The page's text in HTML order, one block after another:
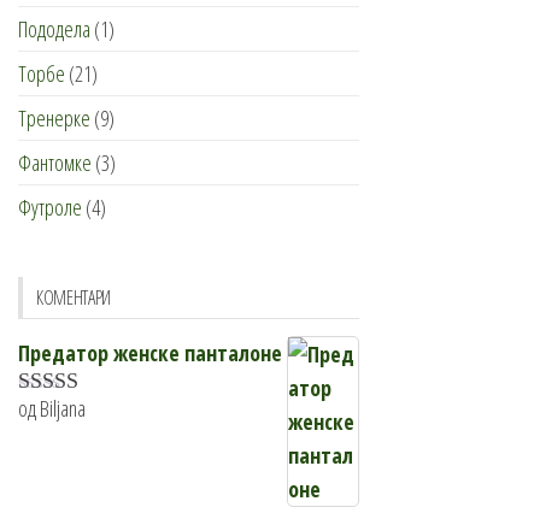
Пододела (1)
Торбе (21)
Тренерке (9)
Фантомке (3)
Футроле (4)
КОМЕНТАРИ
Предатор женске панталоне
Оцењено са
од Biljana